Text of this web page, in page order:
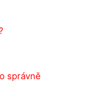
správně